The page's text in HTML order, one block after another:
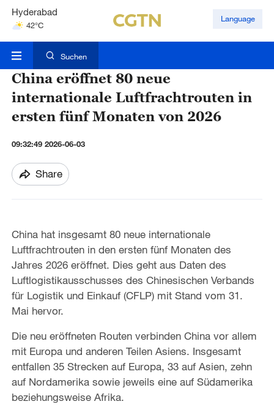
Hyderabad
42°C
Mumbai
Language
Suchen
China eröffnet 80 neue
internationale Luftfrachtrouten in
ersten fünf Monaten von 2026
09:32:49 2026-06-03
Share
China hat insgesamt 80 neue internationale
Luftfrachtrouten in den ersten fünf Monaten des
Jahres 2026 eröffnet. Dies geht aus Daten des
Luftlogistikausschusses des Chinesischen Verbands
für Logistik und Einkauf (CFLP) mit Stand vom 31.
Mai hervor.
Die neu eröffneten Routen verbinden China vor allem
mit Europa und anderen Teilen Asiens. Insgesamt
entfallen 35 Strecken auf Europa, 33 auf Asien, zehn
auf Nordamerika sowie jeweils eine auf Südamerika
beziehungsweise Afrika.